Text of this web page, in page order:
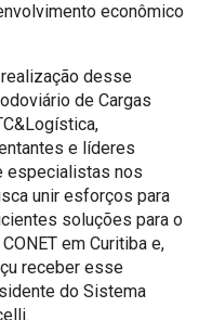
econômico
desse
de Cargas
e líderes
especialistas nos
unir esforços para
soluções para o
em Curitiba e,
receber esse
do Sistema